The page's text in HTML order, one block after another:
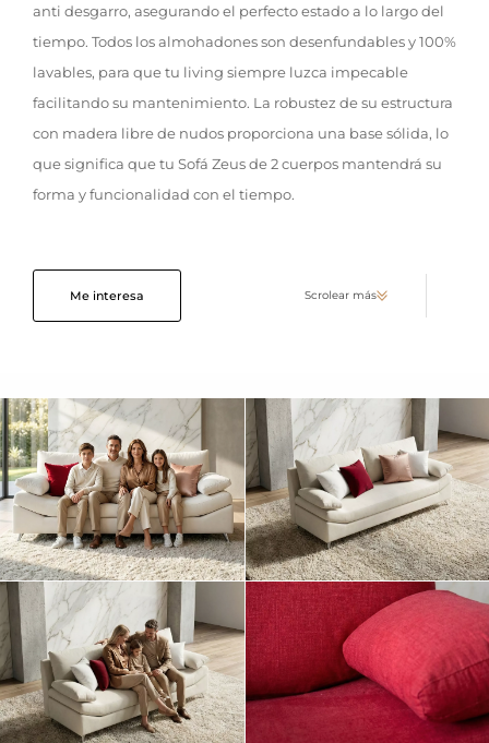
anti desgarro, asegurando el perfecto estado a lo largo del
tiempo. Todos los almohadones son desenfundables y 100%
lavables, para que tu living siempre luzca impecable
facilitando su mantenimiento. La robustez de su estructura
con madera libre de nudos proporciona una base sólida, lo
que significa que tu Sofá Zeus de 2 cuerpos mantendrá su
forma y funcionalidad con el tiempo.
Me interesa Scrolear más